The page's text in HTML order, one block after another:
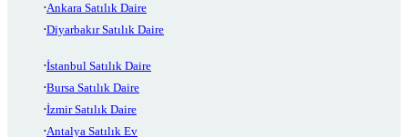
Ankara Satılık Daire
Diyarbakır Satılık Daire
İstanbul Satılık Daire
Bursa Satılık Daire
İzmir Satılık Daire
Antalya Satılık Ev